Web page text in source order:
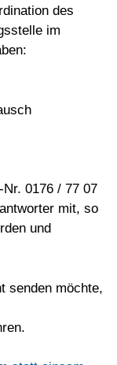
des
im
0176 / 77 07
mit, so
und
senden möchte,